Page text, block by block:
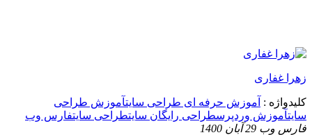
زهرا غفاری
کلیدواژه : آموزش حرفه ای طراحی سایتآموزش طراحی
سایتآموزش وردپرسطراحی رایگان سایتطراحی سایتفارس وب
فارس وب 29 آبان 1400